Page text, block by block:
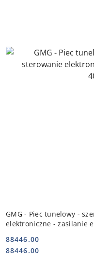
GMG - Piec tunelowy -
elektroniczne - zasilanie
Cena:
88446.00
Cena:
88446.00